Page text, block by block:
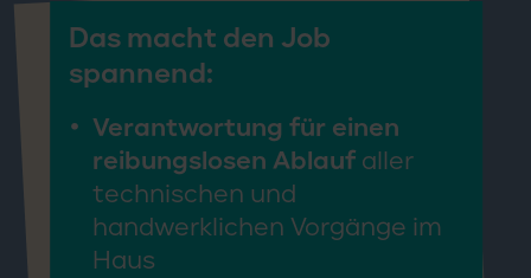
Das macht den Job
spannend:
Verantwortung für einen
reibungslosen Ablaufaller
technischen und
handwerklichen Vorgänge im
Haus